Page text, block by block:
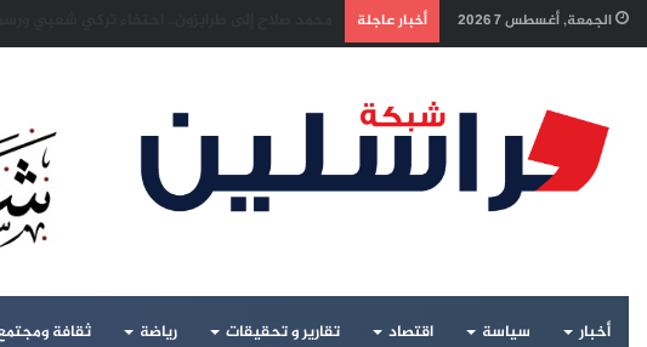
الجمعة, أغسطس 7 2026 أخبار عاجلة
أخبار سياسة اقتصاد تقارير و تحقيقات رياضة ثقافة